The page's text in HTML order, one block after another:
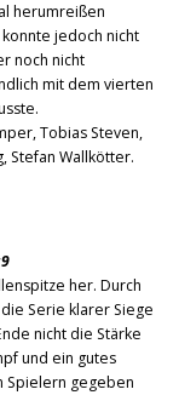
herumreißen
jedoch nicht
noch nicht
mit dem vierten
Tobias Steven,
Stefan Wallkötter.
her. Durch
Serie klarer Siege
nicht die Stärke
und ein gutes
Spielern gegeben